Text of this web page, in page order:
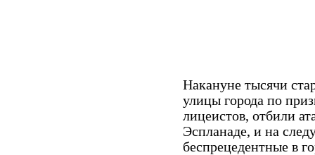
Накануне тысячи
улицы города по
лицеистов, отбили
Эспланаде, и на
беспрецедентные в